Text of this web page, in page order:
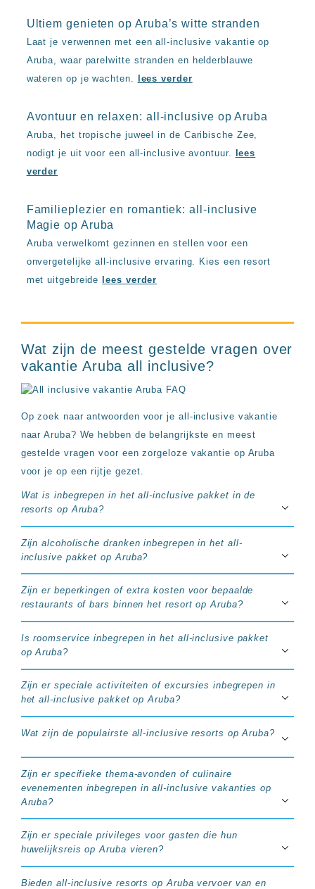
Ultiem genieten op Aruba’s witte stranden
Laat je verwennen met een all-inclusive vakantie op
Aruba, waar parelwitte stranden en helderblauwe
wateren op je wachten. lees verder
Avontuur en relaxen: all-inclusive op Aruba
Aruba, het tropische juweel in de Caribische Zee,
nodigt je uit voor een all-inclusive avontuur. lees
verder
Familieplezier en romantiek: all-inclusive
Magie op Aruba
Aruba verwelkomt gezinnen en stellen voor een
onvergetelijke all-inclusive ervaring. Kies een resort
met uitgebreide lees verder
Wat zijn de meest gestelde vragen over
vakantie Aruba all inclusive?
Op zoek naar antwoorden voor je all-inclusive vakantie
naar Aruba? We hebben de belangrijkste en meest
gestelde vragen voor een zorgeloze vakantie op Aruba
voor je op een rijtje gezet.
Wat is inbegrepen in het all-inclusive pakket in de
resorts op Aruba?
Zijn alcoholische dranken inbegrepen in het all-
inclusive pakket op Aruba?
Zijn er beperkingen of extra kosten voor bepaalde
restaurants of bars binnen het resort op Aruba?
Is roomservice inbegrepen in het all-inclusive pakket
op Aruba?
Zijn er speciale activiteiten of excursies inbegrepen in
het all-inclusive pakket op Aruba?
Wat zijn de populairste all-inclusive resorts op Aruba?
Zijn er specifieke thema-avonden of culinaire
evenementen inbegrepen in all-inclusive vakanties op
Aruba?
Zijn er speciale privileges voor gasten die hun
huwelijksreis op Aruba vieren?
Bieden all-inclusive resorts op Aruba vervoer van en